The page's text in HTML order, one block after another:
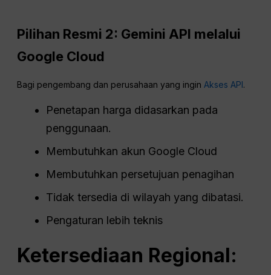
Pilihan Resmi 2: Gemini API melalui
Google Cloud
Bagi pengembang dan perusahaan yang inginAkses API.
Penetapan harga didasarkan pada
penggunaan.
Membutuhkan akun Google Cloud
Membutuhkan persetujuan penagihan
Tidak tersedia di wilayah yang dibatasi.
Pengaturan lebih teknis
Ketersediaan Regional: